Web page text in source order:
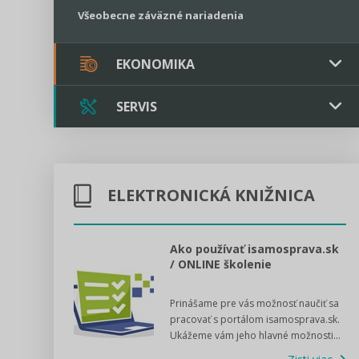
Všeobecne záväzné nariadenia
EKONOMIKA
Verejné obstarávanie
Majetok
Rozpočet
Sociálne podniky
Štátna pomoc
SERVIS
Kontakt
Tlačová agentúra
VIDEO produkcia
ELEKTRONICKÁ KNIŽNICA
Ako používať isamosprava.sk
/ ONLINE školenie
Prinášame pre vás možnosť naučiť sa
pracovať s portálom isamosprava.sk.
Ukážeme vám jeho hlavné možnosti...